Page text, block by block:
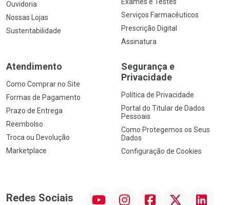
Ouvidoria
Nossas Lojas
Sustentabilidade
Exames e Testes
Serviços Farmacêuticos
Prescrição Digital
Assinatura
Atendimento
Como Comprar no Site
Formas de Pagamento
Prazo de Entrega
Reembolso
Troca ou Devolução
Marketplace
Segurança e
Privacidade
Política de Privacidade
Portal do Titular de Dados
Pessoais
Como Protegemos os Seus
Dados
Configuração de Cookies
Redes Sociais InstagramFacebookTwitter Linkedin